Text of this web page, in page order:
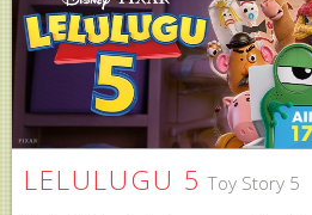
LELULUGU 5 Toy Story 5